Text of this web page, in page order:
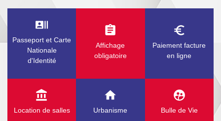
recent_actors
Passeport et Carte
Nationale
d'Identité
assignment
Affichage
obligatoire
euro_symbol
Paiement facture
en ligne
account_balance
Location de salles
home
Urbanisme
supervised_user_circle
Bulle de Vie